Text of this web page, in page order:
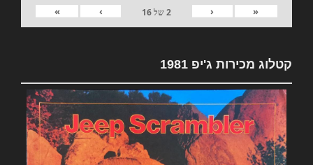
«
‹
2של16
›
»
קטלוג מכירות ג'יפ 1981